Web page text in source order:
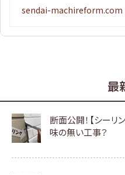
sendai-machireform.com
最
断面公開！【シーリ
味の無い工事？